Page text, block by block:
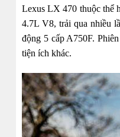
Lexus LX 470 thuộc thể
4.7L V8, trải qua nhiều
động 5 cấp A750F.
tiện ích khác.